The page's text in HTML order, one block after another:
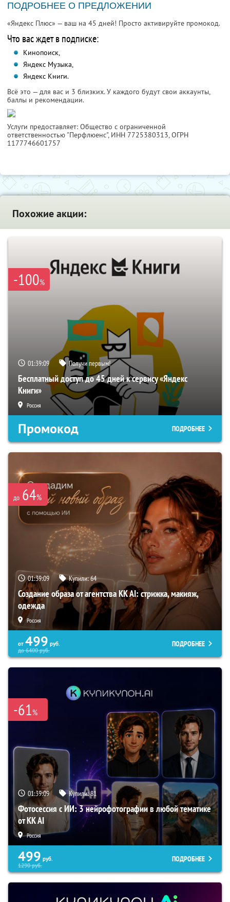
ПОДРОБНЕЕ О ПРЕДЛОЖЕНИИ
«Яндекс Плюс» — ваш на 45 дней! Просто активируйте промокод.
Что вас ждет в подписке:
Кинопоиск,
Яндекс Музыка,
Яндекс Книги.
Всё это — для вас и 3 близких. У каждого будут свои аккаунты,
баллы и рекомендации.
Услуги предоставляет: Общество с ограниченной
ответственностью "Перфлюенс", ИНН 7725380313, ОГРН
1177746601757
Похожие акции:
-100%
01:39:08 Получи первым!
Бесплатный доступ до 45 дней к сервису «Яндекс
Книги»
Россия
Промокод ПОДРОБНЕЕ
до 64%
01:39:08 Купили:64
Создание образа от агентства KK AI: стрижка, макияж,
одежда
Россия
от 499 руб.
до6400руб.
ПОДРОБНЕЕ
-61%
01:39:08 Купили:81
Фотосессия с ИИ: 3 нейрофотографии в любой тематике
от KK AI
Россия
499 руб.
1290руб.
ПОДРОБНЕЕ